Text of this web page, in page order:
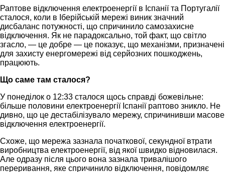
Раптове відключення електроенергії в Іспанії та Португалії
сталося, коли в Іберійській мережі виник значний
дисбаланс потужності, що спричинило самозахисне
відключення. Як не парадоксально, той факт, що світло
згасло, — це добре — це показує, що механізми, призначені
для захисту енергомережі від серйозних пошкоджень,
працюють.
Що саме там сталося?
У понеділок о 12:33 сталося щось справді божевільне:
більше половини електроенергії Іспанії раптово зникло. Не
дивно, що це дестабілізувало мережу, спричинивши масове
відключення електроенергії.
Схоже, що мережа зазнала початкової, секундної втрати
виробництва електроенергії, від якої швидко відновилася.
Але одразу після цього вона зазнала тривалішого
переривання, яке спричинило відключення, повідомляє